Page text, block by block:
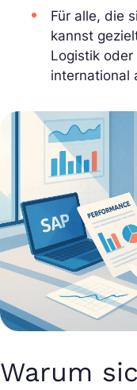
Für alle, die
kannst
Logistik oder
international
Warum